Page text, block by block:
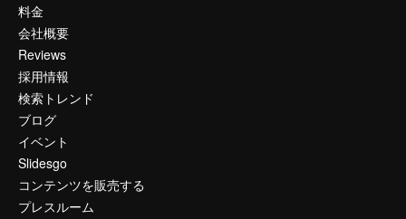
料金
会社概要
Reviews
採用情報
検索トレンド
ブログ
イベント
Slidesgo
コンテンツを販売する
プレスルーム